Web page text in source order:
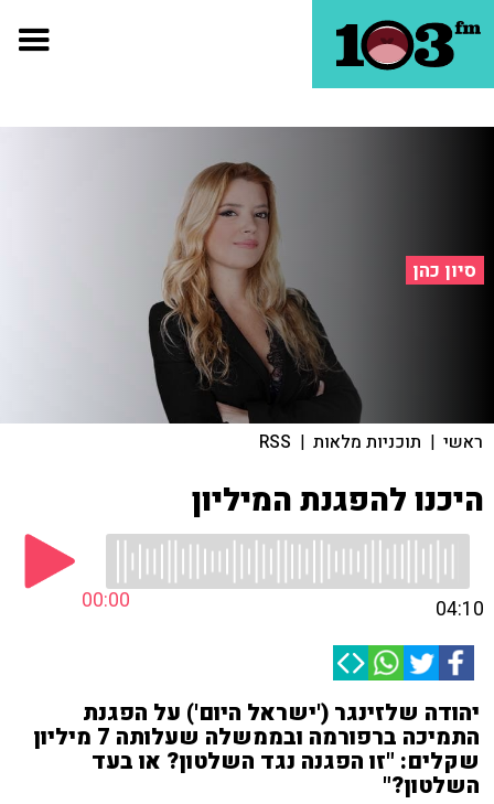
סיון כהן
ראשי | תוכניות מלאות |
RSS
היכנו להפגנת המיליון
00:00 04:10
יהודה שלזינגר ('ישראל היום') על הפגנת
התמיכה ברפורמה ובממשלה שעלותה 7 מיליון
שקלים: "זו הפגנה נגד השלטון? או בעד
השלטון?"